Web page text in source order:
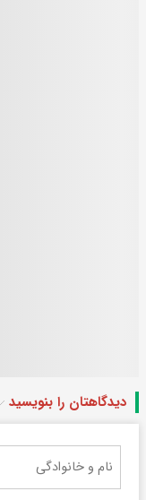
دیدگاهتان را بنویسید